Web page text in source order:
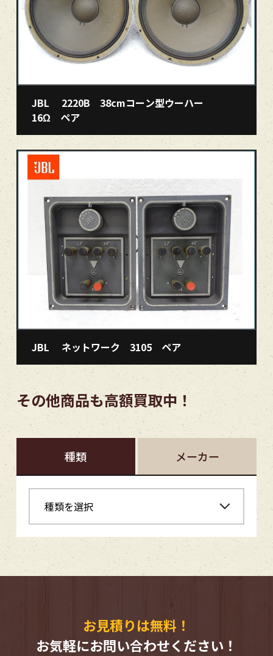
JBL 2220B 38cmコーン型ウーハー
16Ω ペア
JBL ネットワーク 3105 ペア
その他商品も高額買取中！
種類 メーカー
お見積りは無料！
お気軽にお問い合わせください！